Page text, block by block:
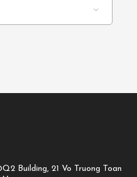
Building, 21 Vo Truong Toan